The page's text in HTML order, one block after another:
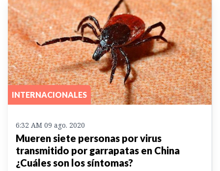
INTERNACIONALES
6:32 AM 09 ago. 2020
Mueren siete personas por virus
transmitido por garrapatas en China
¿Cuáles son los síntomas?